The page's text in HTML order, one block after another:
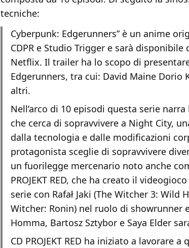
tecniche:
Cyberpunk: Edgerunners” è un anime
CDPR e Studio Trigger e sarà
Netflix. Il trailer ha lo scopo di
Edgerunners, tra cui: David Maine Dorio
altri.
Nell’arco di 10 episodi questa serie
che cerca di sopravvivere a Night City,
dalla tecnologia e dalle modificazioni
protagonista sceglie di sopravvivere
un fuorilegge mercenario noto anche
PROJEKT RED, che ha creato il
serie con Rafał Jaki (The Witcher 3: Wild
Witcher: Ronin) nel ruolo di showrunner
Homma, Bartosz Sztybor e Saya Elder
CD PROJEKT RED ha iniziato a lavorare